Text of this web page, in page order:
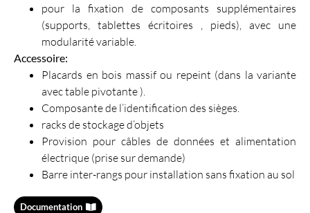
pour la fixation de composants supplémentaires
(supports, tablettes écritoires , pieds), avec une
modularité variable.
Accessoire:
Placards en bois massif ou repeint (dans la variante
avec table pivotante ).
Composante de l’identification des sièges.
racks de stockage d’objets
Provision pour câbles de données et alimentation
électrique (prise sur demande)
Barre inter-rangs pour installation sans fixation au sol
Documentation